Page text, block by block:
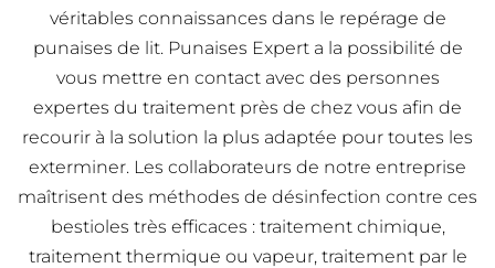
véritables connaissances dans le repérage de
punaises de lit. Punaises Expert a la possibilité de
vous mettre en contact avec des personnes
expertes du traitement près de chez vous afin de
recourir à la solution la plus adaptée pour toutes les
exterminer. Les collaborateurs de notre entreprise
maîtrisent des méthodes de désinfection contre ces
bestioles très efficaces : traitement chimique,
traitement thermique ou vapeur, traitement par le